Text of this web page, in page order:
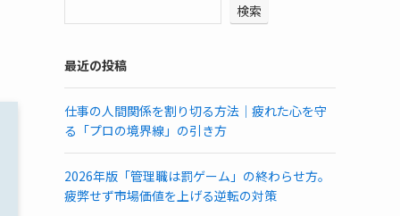
検索
最近の投稿
仕事の人間関係を割り切る方法│疲れた心を守
る「プロの境界線」の引き方
2026年版「管理職は罰ゲーム」の終わらせ方。
疲弊せず市場価値を上げる逆転の対策